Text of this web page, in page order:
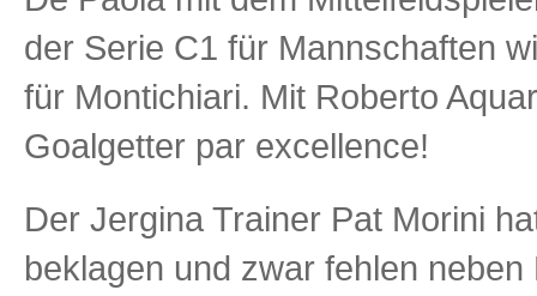
der Serie C1 für Mannschaften
für Montichiari. Mit Roberto
Goalgetter par excellence!
Der Jergina Trainer Pat Morini
beklagen und zwar fehlen